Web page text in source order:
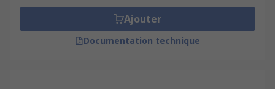
Ajouter
Documentation technique